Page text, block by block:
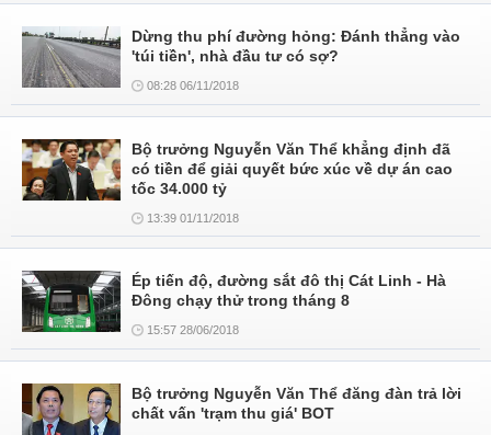
Dừng thu phí đường hỏng: Đánh thẳng vào
'túi tiền', nhà đầu tư có sợ?
08:28 06/11/2018
Bộ trưởng Nguyễn Văn Thể khẳng định đã
có tiền để giải quyết bức xúc về dự án cao
tốc 34.000 tỷ
13:39 01/11/2018
Ép tiến độ, đường sắt đô thị Cát Linh - Hà
Đông chạy thử trong tháng 8
15:57 28/06/2018
Bộ trưởng Nguyễn Văn Thể đăng đàn trả lời
chất vấn 'trạm thu giá' BOT